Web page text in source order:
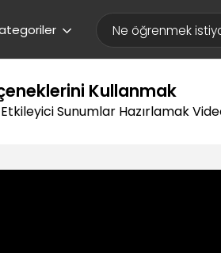
Kullanmak
Sunumlar Hazırlamak